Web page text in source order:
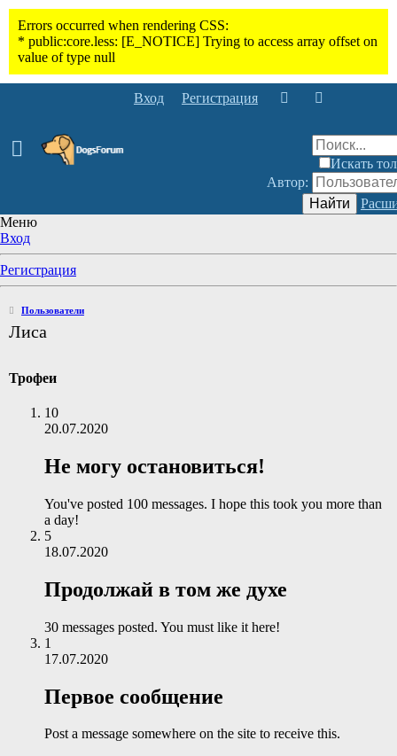
Вход Регистрация
Искать
Автор:
Найти
Меню
Вход
Регистрация
Пользователи
Лиса
Трофеи
10
20.07.2020
Не могу остановиться!
You've posted 100 messages. I hope this took you more than
a day!
5
18.07.2020
Продолжай в том же духе
30 messages posted. You must like it here!
1
17.07.2020
Первое сообщение
Post a message somewhere on the site to receive this.